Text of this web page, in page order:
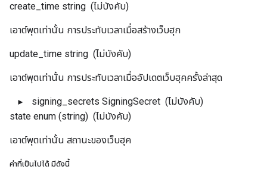
create_time string (ไม่บังคับ)
เอาต์พุตเท่านั้น การประทับเวลาเมื่อสร้างเว็บฮุก
update_time string (ไม่บังคับ)
เอาต์พุตเท่านั้น การประทับเวลาเมื่ออัปเดตเว็บฮุคครั้งล่าสุด
signing_secrets SigningSecret (ไม่บังคับ)
state enum (string) (ไม่บังคับ)
เอาต์พุตเท่านั้น สถานะของเว็บฮุค
ค่าที่เป็นไปได้ มีดังนี้